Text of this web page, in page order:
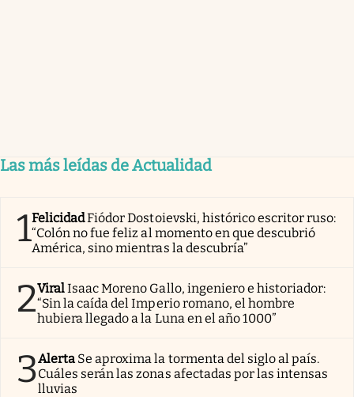
Las más leídas de Actualidad
1FelicidadFiódor Dostoievski, histórico escritor ruso:
“Colón no fue feliz al momento en que descubrió
América, sino mientras la descubría”
2ViralIsaac Moreno Gallo, ingeniero e historiador:
“Sin la caída del Imperio romano, el hombre
hubiera llegado a la Luna en el año 1000”
3Alerta Se aproxima la tormenta del siglo al país.
Cuáles serán las zonas afectadas por las intensas
lluvias